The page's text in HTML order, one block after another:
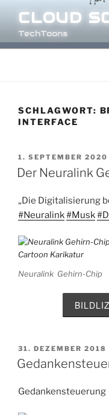
Inhalt
springen
CLOUD
TechToons
SCHLAGWORT:
INTERFACE
VERÖFFENTLICHT
AM
1. SEPTEMBER 2020
Der Neuralink
„Die Digitalisierung
#Neuralink#Musk
Neuralink Gehirn-Chip
VERÖFFENTLICHT
AM
31. DEZEMBER 2018
Gedankensteuerung